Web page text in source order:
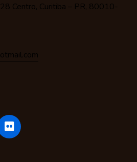
Centro, Curitiba – PR, 80010-